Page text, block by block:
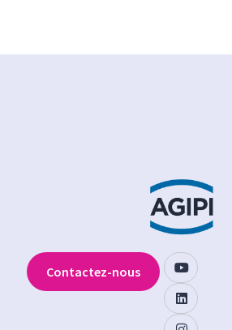
Contactez-nous